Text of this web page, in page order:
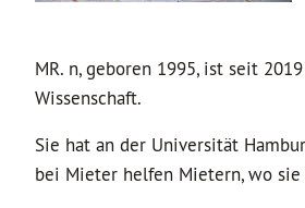
MR. n, geboren 1995, ist seit
Wissenschaft.
Sie hat an der Universität
bei Mieter helfen Mietern, wo